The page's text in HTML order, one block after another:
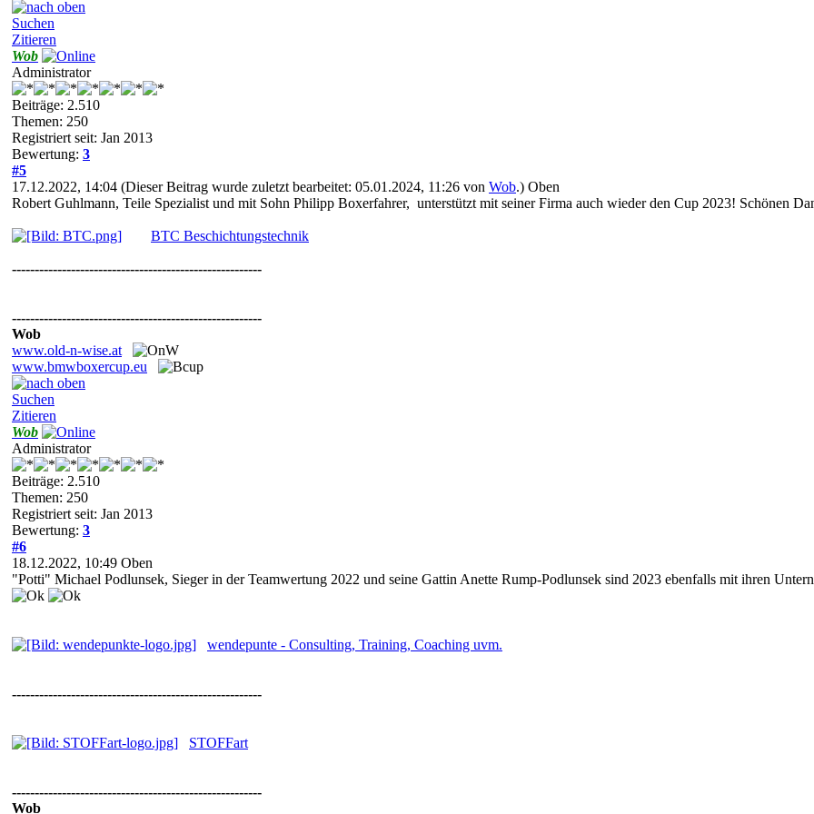
Suchen
Zitieren
Wob
Administrator
Beiträge: 2.510
Themen: 250
Registriert seit: Jan 2013
Bewertung: 3
#5
17.12.2022, 14:04 (Dieser Beitrag wurde zuletzt bearbeitet: 05.01.2024, 11:26 von Wob.) Oben
Robert Guhlmann, Teile Spezialist und mit Sohn Philipp Boxerfahrer, unterstützt mit seiner Firma auch wieder den Cup 2023! Schönen
BTC Beschichtungstechnik
-------------------------------------------------------
-------------------------------------------------------
Wob
www.old-n-wise.at
www.bmwboxercup.eu
Suchen
Zitieren
Wob
Administrator
Beiträge: 2.510
Themen: 250
Registriert seit: Jan 2013
Bewertung: 3
#6
18.12.2022, 10:49 Oben
"Potti" Michael Podlunsek, Sieger in der Teamwertung 2022 und seine Gattin Anette Rump-Podlunsek sind 2023 ebenfalls mit ihren
wendepunte - Consulting, Training, Coaching uvm.
-------------------------------------------------------
STOFFart
-------------------------------------------------------
Wob